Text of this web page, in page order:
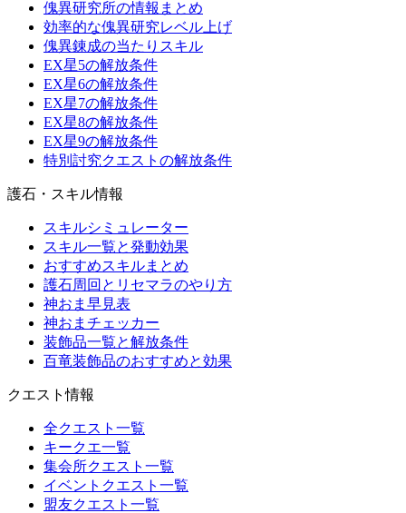
傀異研究所の情報まとめ
効率的な傀異研究レベル上げ
傀異錬成の当たりスキル
EX星5の解放条件
EX星6の解放条件
EX星7の解放条件
EX星8の解放条件
EX星9の解放条件
特別討究クエストの解放条件
護石・スキル情報
スキルシミュレーター
スキル一覧と発動効果
おすすめスキルまとめ
護石周回とリセマラのやり方
神おま早見表
神おまチェッカー
装飾品一覧と解放条件
百竜装飾品のおすすめと効果
クエスト情報
全クエスト一覧
キークエ一覧
集会所クエスト一覧
イベントクエスト一覧
盟友クエスト一覧